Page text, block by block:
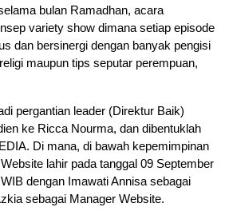
bulan Ramadhan, acara
variety show dimana setiap episode
dan bersinergi dengan banyak pengisi
maupun tips seputar perempuan,
pergantian leader (Direktur Baik)
ke Ricca Nourma, dan dibentuklah
Di mana, di bawah kepemimpinan
lahir pada tanggal 09 September
dengan Imawati Annisa sebagai
sebagai Manager Website.